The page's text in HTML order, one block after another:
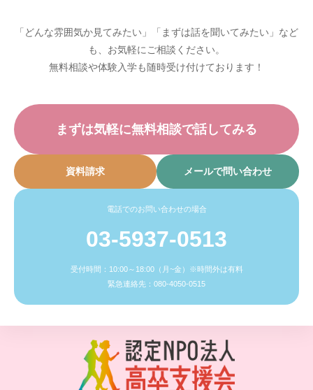
「どんな雰囲気か見てみたい」「まずは話を聞いてみたい」など
も、お気軽にご相談ください。
無料相談や体験入学も随時受け付けております！
まずは気軽に無料相談で話してみる
資料請求 メールで問い合わせ
電話でのお問い合わせの場合
03-5937-0513
受付時間：10:00～18:00（月~金）※時間外は有料
緊急連絡先：080-4050-0515